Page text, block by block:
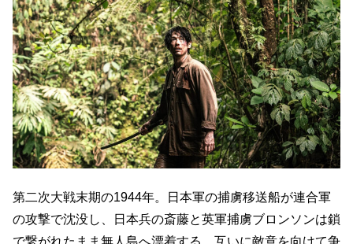
第二次大戦末期の1944年。日本軍の捕虜移送船が連合軍
の攻撃で沈没し、日本兵の斎藤と英軍捕虜ブロンソンは鎖
で繋がれたまま無人島へ漂着する。互いに敵意を向けて争